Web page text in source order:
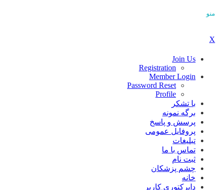
منو
X
Join Us
Registration
Member Login
Password Reset
Profile
با تشکر
برگه نمونه
پرسش و پاسخ
پروفایل عمومی
تبلیغات
تماس با ما
ثبت نام
چشم پزشکان
خانه
دایرکتوری کاربر